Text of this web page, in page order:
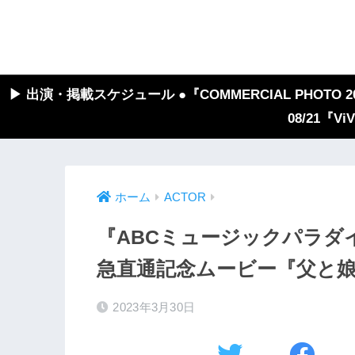
▶︎ 出演・掲載スケジュール ●『COMMERCIAL PHOTO
08/21『
ホーム ACTOR
『ABCミュージックパラ
急直通記念ムービー『父と娘
2023年3月30日